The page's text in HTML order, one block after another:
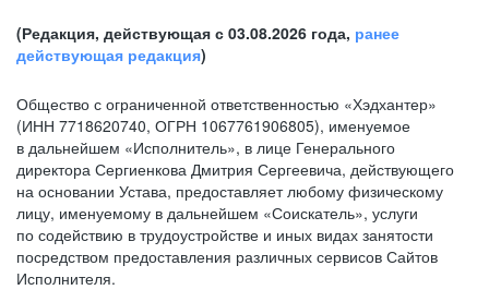
(Редакция, действующая с 03.08.2026 года, ранее
действующая редакция)
Общество с ограниченной ответственностью «Хэдхантер»
(ИНН 7718620740, ОГРН 1067761906805), именуемое
в дальнейшем «Исполнитель», в лице Генерального
директора Сергиенкова Дмитрия Сергеевича, действующего
на основании Устава, предоставляет любому физическому
лицу, именуемому в дальнейшем «Соискатель», услуги
по содействию в трудоустройстве и иных видах занятости
посредством предоставления различных сервисов Сайтов
Исполнителя.